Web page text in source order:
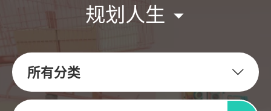
规划人生
所有分类
关键字